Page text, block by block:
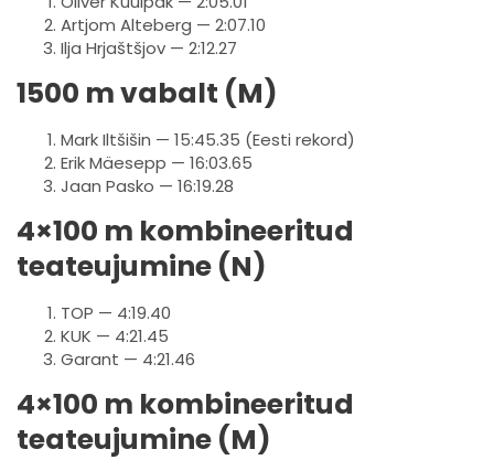
Artjom Alteberg — 2:07.10
Ilja Hrjaštšjov — 2:12.27
1500 m vabalt (M)
Mark Iltšišin — 15:45.35 (Eesti rekord)
Erik Mäesepp — 16:03.65
Jaan Pasko — 16:19.28
4×100 m kombineeritud
teateujumine (N)
TOP — 4:19.40
KUK — 4:21.45
Garant — 4:21.46
4×100 m kombineeritud
teateujumine (M)